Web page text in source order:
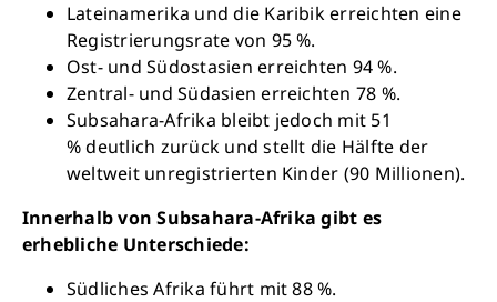
Lateinamerika und die Karibik erreichten eine
Registrierungsrate von 95 %.
Ost- und Südostasien erreichten 94 %.
Zentral- und Südasien erreichten 78 %.
Subsahara-Afrika bleibt jedoch mit 51
% deutlich zurück und stellt die Hälfte der
weltweit unregistrierten Kinder (90 Millionen).
Innerhalb von Subsahara-Afrika gibt es
erhebliche Unterschiede:
Südliches Afrika führt mit 88 %.
Schließen